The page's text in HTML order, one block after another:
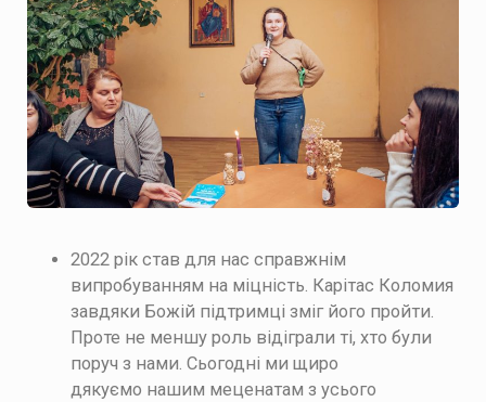
2022 рік став для нас справжнім
випробуванням на міцність. Карітас Коломия
завдяки Божій підтримці зміг його пройти.
Проте не меншу роль відіграли ті, хто були
поруч з нами. Сьогодні ми щиро
дякуємо нашим меценатам з усього